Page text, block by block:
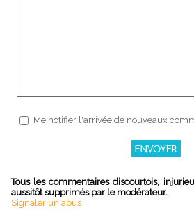
Me notifier l'arrivée de nouveaux
Tous les commentaires discourtois,
aussitôt supprimés par le modérateur.
Signaler un abus